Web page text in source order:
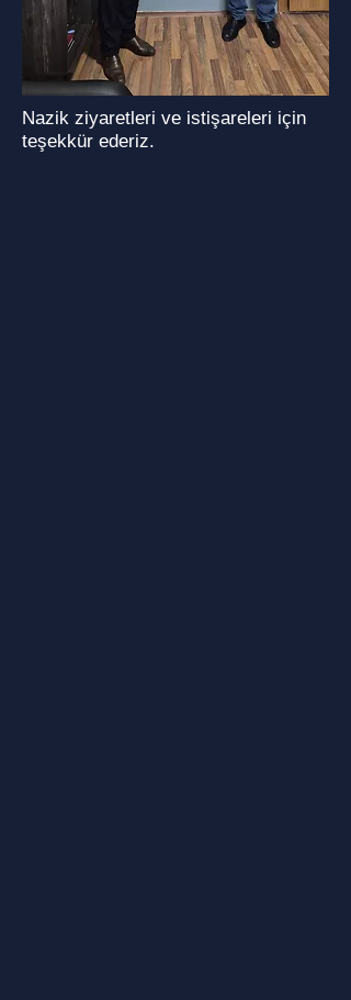
Nazik ziyaretleri ve istişareleri için
teşekkür ederiz.